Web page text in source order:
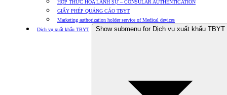
HỢP THỨC HÓA LÃNH SỰ – CONSULAR AUTHENTICATION
GIẤY PHÉP QUẢNG CÁO TBYT
Marketing authorization holder service of Medical devices
Dịch vụ xuất khẩu TBYT
Show submenu for Dịch vụ xuất khẩu TBYT